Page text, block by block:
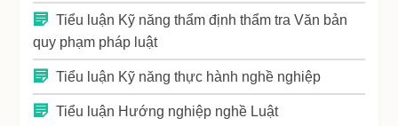
Tiểu luận Kỹ năng thẩm định thẩm tra Văn bản
quy phạm pháp luật
Tiểu luận Kỹ năng thực hành nghề nghiệp
Tiểu luận Hướng nghiệp nghề Luật